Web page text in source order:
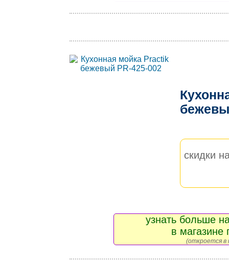
скидки
узнать больше
в магазине
(откроется в